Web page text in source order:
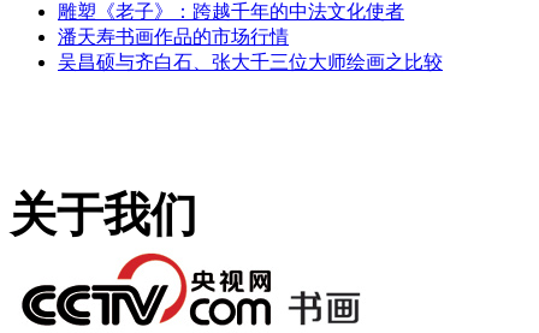
雕塑《老子》：跨越千年的中法文化使者
潘天寿书画作品的市场行情
吴昌硕与齐白石、张大千三位大师绘画之比较
关于我们